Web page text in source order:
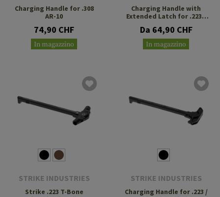
Charging Handle for .308
AR-10
74,90 CHF
In magazzino
Charging Handle with
Extended Latch for .223 /
Da 64,90 CHF
In magazzino
STRIKE INDUSTRIES
Strike .223 T-Bone
STRIKE INDUSTRIES
Charging Handle for .223 /